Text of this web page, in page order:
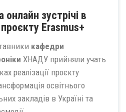
онлайн зустрічі в
проєкту Erasmus+
кафедри
ХНАДУ прийняли учать
реалізації проєкту
освітнього
закладів в Україні та